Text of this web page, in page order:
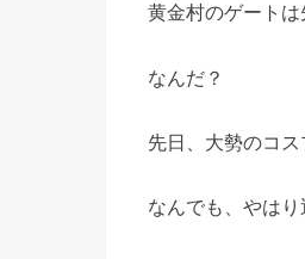
黄金村のゲートは
なんだ？
先日、大勢のコ
なんでも、やは